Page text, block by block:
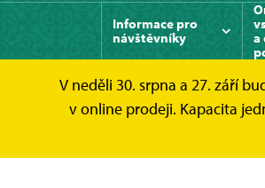
Informace pro
návštěvníky
a
V neděli 30. srpna a 27. září
v online prodeji. Kapacita
Zámek Uherčice